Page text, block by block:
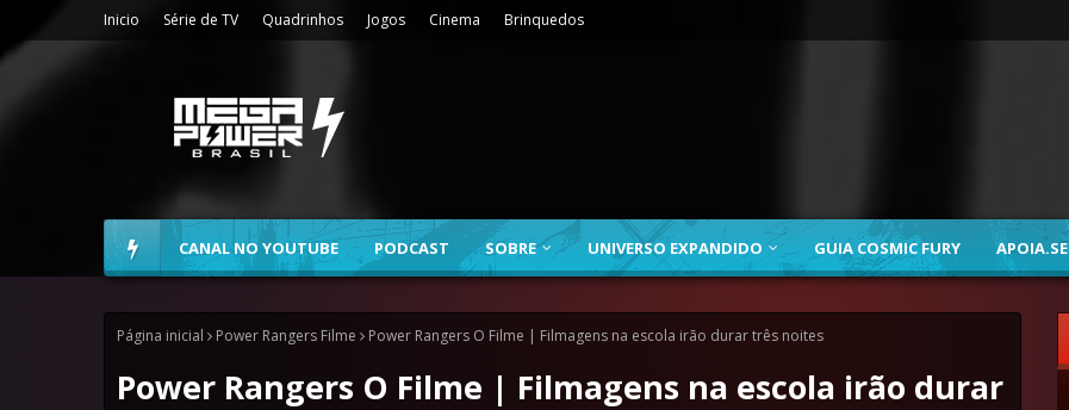
Inicio Série de TV Quadrinhos Jogos Cinema Brinquedos
CANAL NO YOUTUBE PODCAST SOBRE UNIVERSO EXPANDIDO GUIA COSMIC FURY APOIA.SE
Página inicial Power Rangers Filme Power Rangers O Filme | Filmagens na escola irão durar três noites
Power Rangers O Filme | Filmagens na escola irão durar